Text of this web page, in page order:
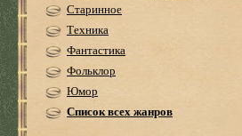
Старинное
Техника
Фантастика
Фольклор
Юмор
Список всех жанров